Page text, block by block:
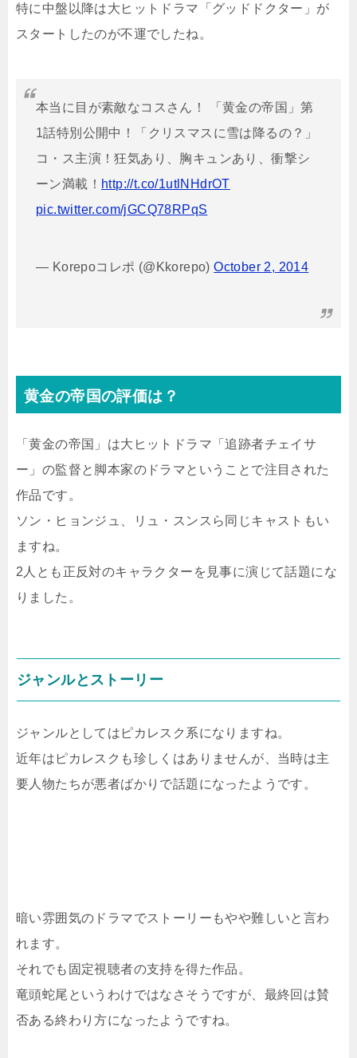
特に中盤以降は大ヒットドラマ「グッドドクター」が
スタートしたのが不運でしたね。
本当に目が素敵なコスさん！ 「黄金の帝国」第
1話特別公開中！「クリスマスに雪は降るの？」
コ・ス主演！狂気あり、胸キュンあり、衝撃シ
ーン満載！ http://t.co/1utlNHdrOT
pic.twitter.com/jGCQ78RPqS
— Korepoコレポ (@Kkorepo)October 2, 2014
黄金の帝国の評価は？
「黄金の帝国」は大ヒットドラマ「追跡者チェイサ
ー」の監督と脚本家のドラマということで注目された
作品です。
ソン・ヒョンジュ、リュ・スンスら同じキャストもい
ますね。
2人とも正反対のキャラクターを見事に演じて話題にな
りました。
ジャンルとストーリー
ジャンルとしてはピカレスク系になりますね。
近年はピカレスクも珍しくはありませんが、当時は主
要人物たちが悪者ばかりで話題になったようです。
暗い雰囲気のドラマでストーリーもやや難しいと言わ
れます。
それでも固定視聴者の支持を得た作品。
竜頭蛇尾というわけではなさそうですが、最終回は賛
否ある終わり方になったようですね。